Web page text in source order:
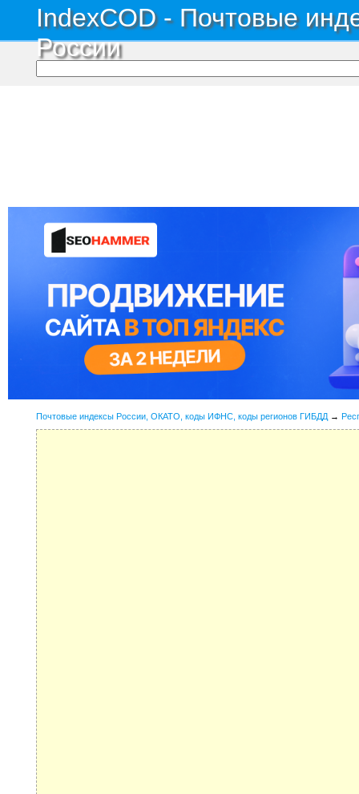
IndexCOD - Почтовые
России
Почтовые индексы России, ОКАТО, коды ИФНС, коды регионов ГИБДД →